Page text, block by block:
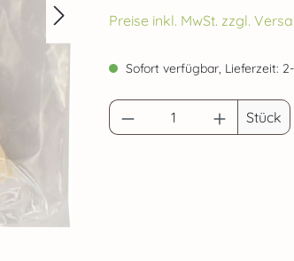
Preise inkl. MwSt. zzgl.
Sofort verfügbar, Lieferzeit:
Produkt Anzahl:
Stück